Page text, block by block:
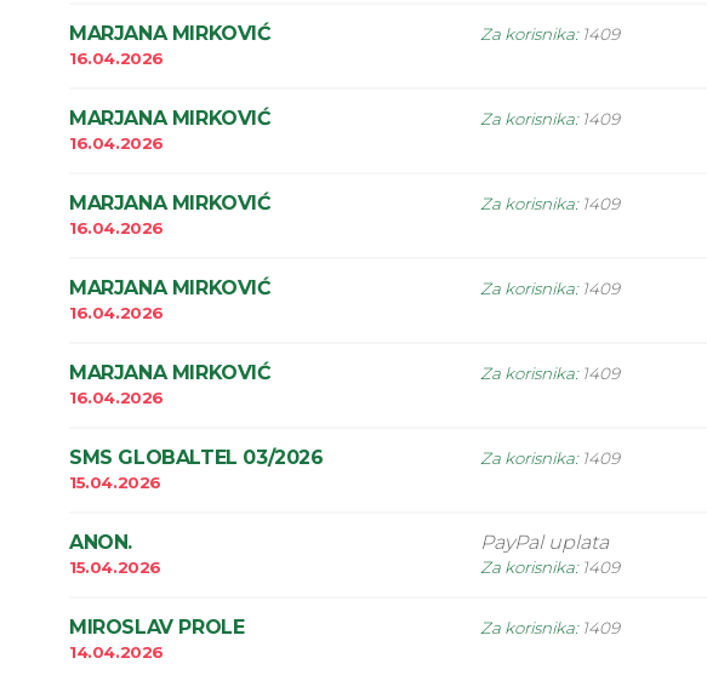
MARJANA MIRKOVIĆ
16.04.2026
Za korisnika: 1409
MARJANA MIRKOVIĆ
16.04.2026
Za korisnika: 1409
MARJANA MIRKOVIĆ
16.04.2026
Za korisnika: 1409
MARJANA MIRKOVIĆ
16.04.2026
Za korisnika: 1409
MARJANA MIRKOVIĆ
16.04.2026
Za korisnika: 1409
SMS GLOBALTEL 03/2026
15.04.2026
Za korisnika: 1409
ANON.
15.04.2026
PayPal uplata
Za korisnika: 1409
MIROSLAV PROLE
14.04.2026
Za korisnika: 1409